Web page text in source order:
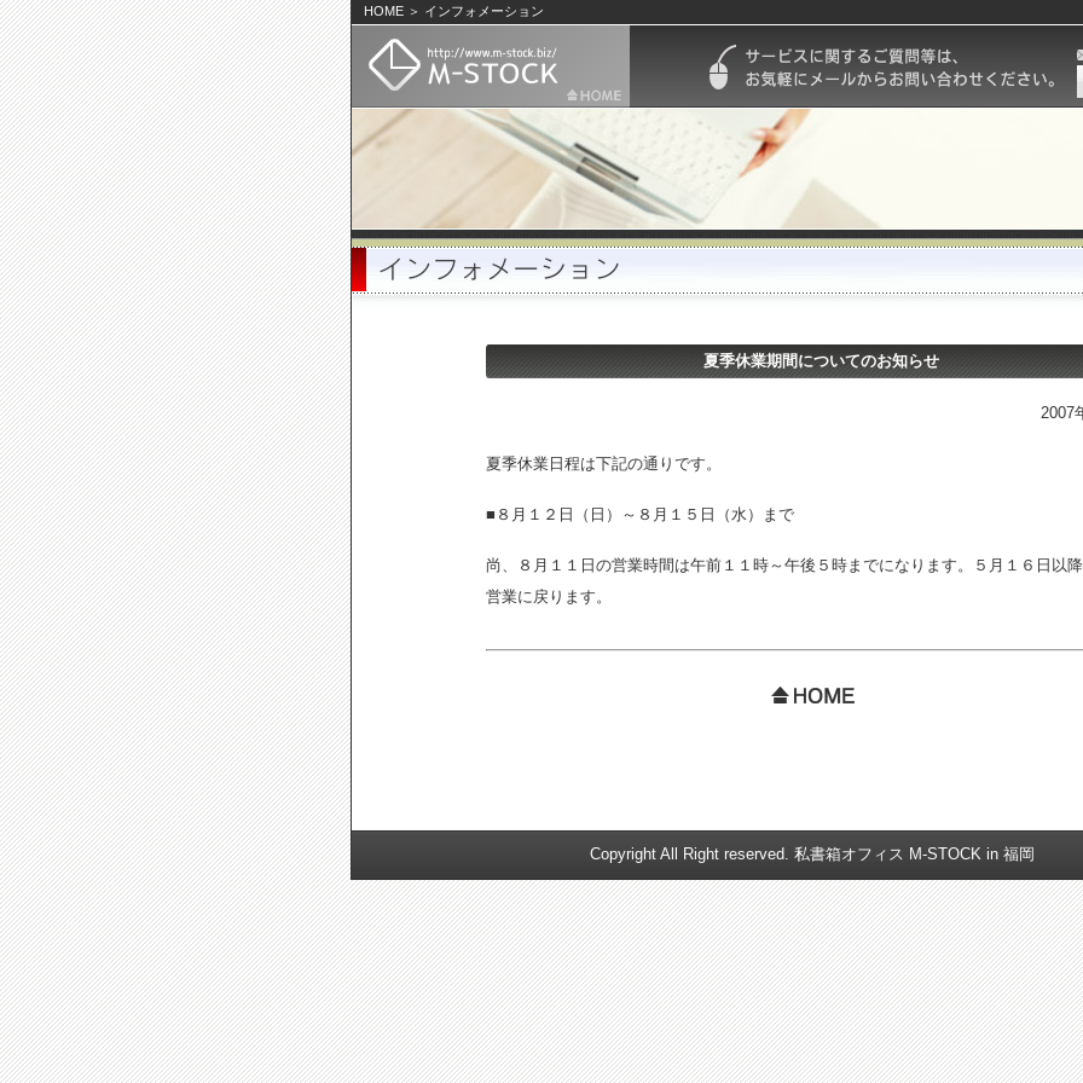
HOME ＞ インフォメーション
夏季休業期間についてのお知らせ
2007
夏季休業日程は下記の通りです。
■８月１２日（日）～８月１５日（水）まで
尚、８月１１日の営業時間は午前１１時～午後５時までになります。５月１６日以
営業に戻ります。
Copyright All Right reserved. 私書箱オフィス M-STOCK in 福岡